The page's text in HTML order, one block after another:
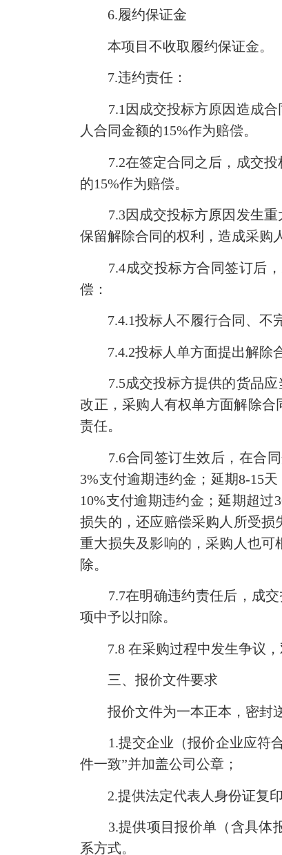
6.履约保证金
本项目不收取履约保证金。
7.违约责任：
7.1 因成交投标方原因造成
人合同金额的15%作为赔偿。
7.2在签定合同之后，成交
的15%作为赔偿。
7.3因成交投标方原因发生
保留解除合同的权利，造成采购
7.4成交投标方合同签订后
偿：
7.4.1投标人不履行合同、不
7.4.2投标人单方面提出解除
7.5成交投标方提供的货品
改正，采购人有权单方面解除
责任。
7.6合同签订生效后，在合
3%支付逾期违约金；延期8-15天
10%支付逾期违约金；延期超过
损失的，还应赔偿采购人所受
重大损失及影响的，采购人也
除。
7.7在明确违约责任后，成
项中予以扣除。
7.8在采购过程中发生争议
三、报价文件要求
报价文件为一本正本，密封送
1.提交企业（报价企业应符
件一致”并加盖公司公章；
2.提供法定代表人身份证复印
3.提供项目报价单（含具体
系方式。